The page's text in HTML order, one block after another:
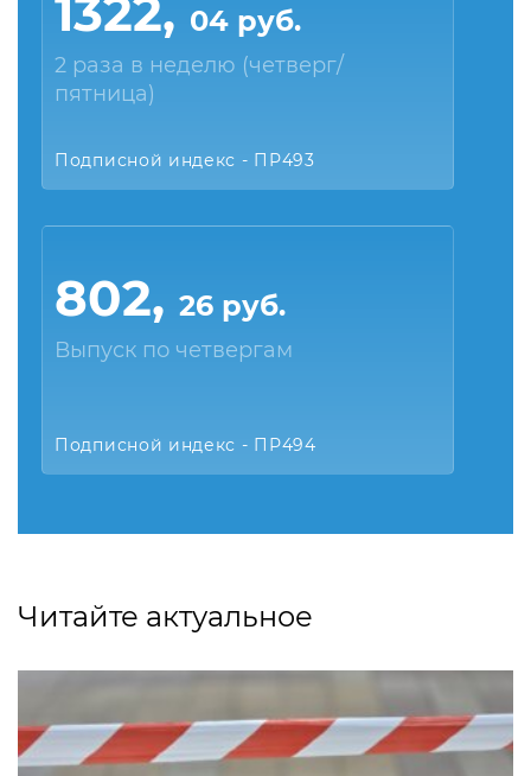
1322, 04 руб.
2 раза в неделю (четверг/
пятница)
Подписной индекс - ПР493
802, 26 руб.
Выпуск по четвергам
Подписной индекс - ПР494
Читайте актуальное